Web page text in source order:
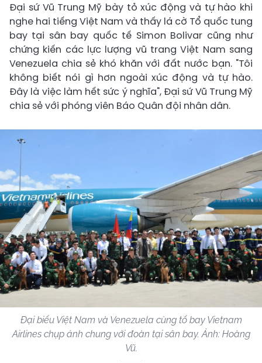
Đại sứ Vũ Trung Mỹ bày tỏ xúc động và tự hào khi
nghe hai tiếng Việt Nam và thấy lá cờ Tổ quốc tung
bay tại sân bay quốc tế Simon Bolivar cũng như
chứng kiến các lực lượng vũ trang Việt Nam sang
Venezuela chia sẻ khó khăn với đất nước bạn. "Tôi
không biết nói gì hơn ngoài xúc động và tự hào.
Đây là việc làm hết sức ý nghĩa", Đại sứ Vũ Trung Mỹ
chia sẻ với phóng viên Báo Quân đội nhân dân.
Đại biểu Việt Nam và Venezuela cùng tổ bay Vietnam
Airlines chụp ảnh chung với đoàn tại sân bay. Ảnh: Hoàng
Vũ.